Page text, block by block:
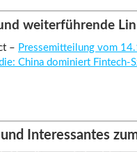
weiterführende
– Pressemitteilung vom
China dominiert Fintech-
Interessantes